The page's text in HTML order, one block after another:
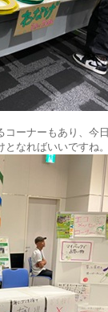
コーナーもあり、今
となればいいですね